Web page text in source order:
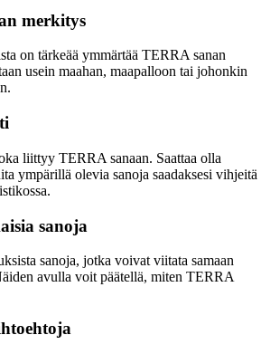
merkitys
on tärkeää ymmärtää TERRA sanan
usein maahan, maapalloon tai johonkin
liittyy TERRA sanaan. Saattaa olla
ympärillä olevia sanoja saadaksesi vihjeitä
sanoja
sanoja, jotka voivat viitata samaan
avulla voit päätellä, miten TERRA